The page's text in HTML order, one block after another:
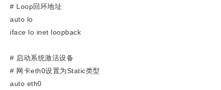
# Loop回环地址
auto lo
iface lo inet loopback
# 启动系统激活设备
# 网卡eth0设置为Static类型
auto eth0